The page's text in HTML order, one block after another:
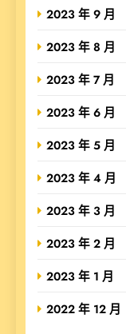
2023 年 9 月
2023 年 8 月
2023 年 7 月
2023 年 6 月
2023 年 5 月
2023 年 4 月
2023 年 3 月
2023 年 2 月
2023 年 1 月
2022 年 12 月